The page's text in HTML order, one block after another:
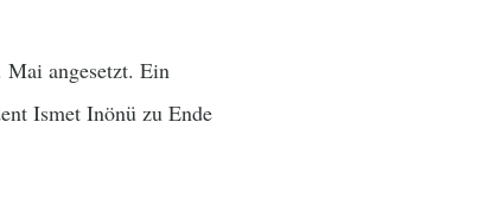
Mai angesetzt. Ein
Ismet Inönü zu Ende